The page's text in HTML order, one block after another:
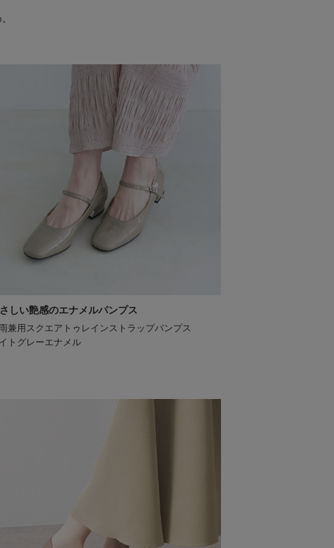
しい艶感のエナメルパンプス
兼用スクエアトゥレインストラップパンプス
トグレーエナメル